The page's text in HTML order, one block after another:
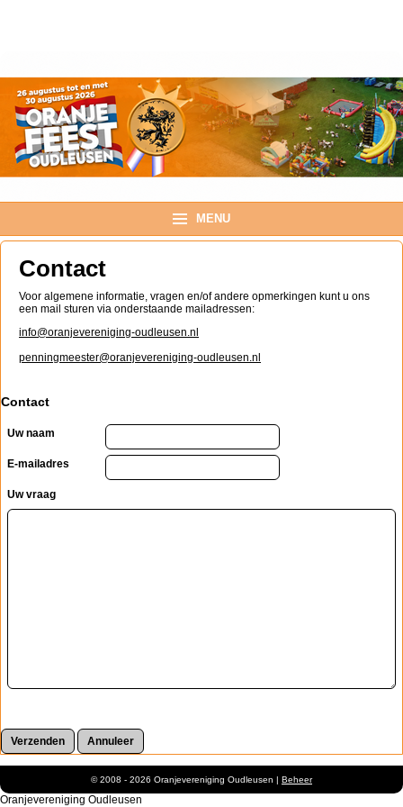
MENU
Contact
Voor algemene informatie, vragen en/of andere opmerkingen kunt u ons
een mail sturen via onderstaande mailadressen:
info@oranjevereniging-oudleusen.nl
penningmeester@oranjevereniging-oudleusen.nl
Contact
Uw naam
E-mailadres
Uw vraag
© 2008 - 2026 Oranjevereniging Oudleusen | Beheer
Oranjevereniging Oudleusen